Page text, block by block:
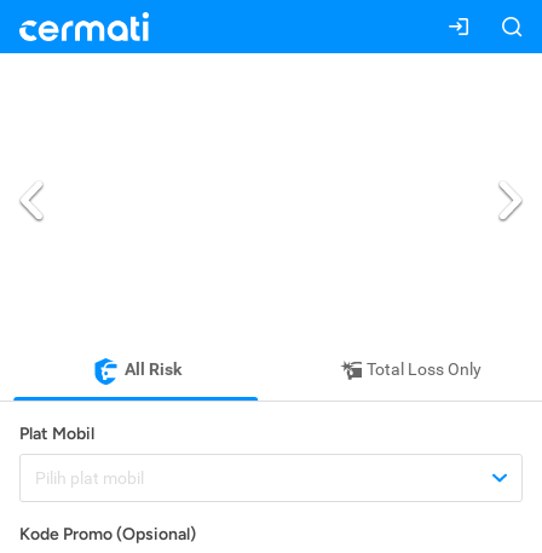
All Risk Total Loss Only
Plat Mobil
Pilih plat mobil
Kode Promo (Opsional)